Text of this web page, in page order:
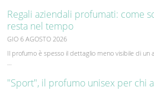
Regali aziendali profumati: come
resta nel tempo
GIO 6 AGOSTO 2026
Il profumo è spesso il dettaglio meno visibile di un
"Sport", il profumo unisex per chi